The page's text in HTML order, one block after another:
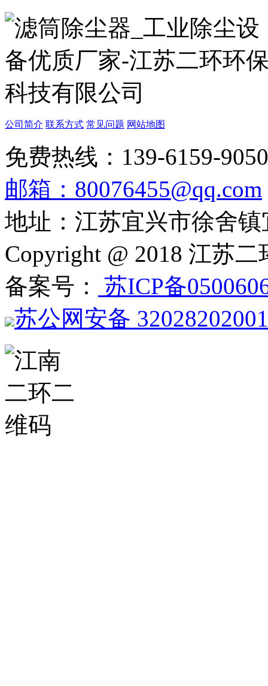
公司简介 联系方式 常见问题 网站地图
免费热线：139-6159-9050
邮箱：80076455@qq.com
地址：江苏宜兴市徐舍
Copyright @ 2018 江苏
备案号：
苏ICP备
苏公网安备